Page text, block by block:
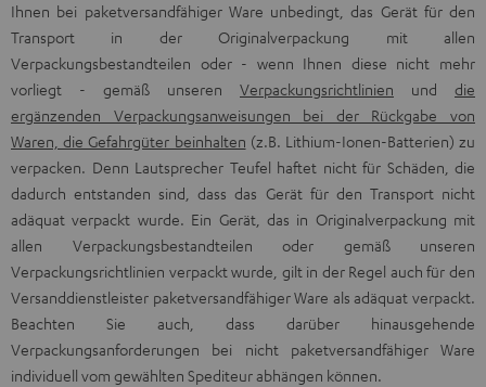
Ihnen bei paketversandfähiger Ware unbedingt, das Gerät für den
Transport in der Originalverpackung mit allen
Verpackungsbestandteilen oder - wenn Ihnen diese nicht mehr
vorliegt - gemäß unseren Verpackungsrichtlinien und die
ergänzenden Verpackungsanweisungen bei der Rückgabe von
Waren, die Gefahrgüter beinhalten (z.B. Lithium-Ionen-Batterien) zu
verpacken. Denn Lautsprecher Teufel haftet nicht für Schäden, die
dadurch entstanden sind, dass das Gerät für den Transport nicht
adäquat verpackt wurde. Ein Gerät, das in Originalverpackung mit
allen Verpackungsbestandteilen oder gemäß unseren
Verpackungsrichtlinien verpackt wurde, gilt in der Regel auch für den
Versanddienstleister paketversandfähiger Ware als adäquat verpackt.
Beachten Sie auch, dass darüber hinausgehende
Verpackungsanforderungen bei nicht paketversandfähiger Ware
individuell vom gewählten Spediteur abhängen können.